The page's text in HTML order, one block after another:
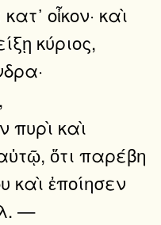
οἶκον· καὶ
κύριος,
πυρὶ καὶ
ὅτι παρέβη
καὶ ἐποίησεν
—